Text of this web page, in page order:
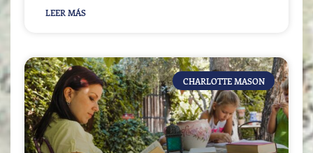
LEER MÁS
CHARLOTTE MASON